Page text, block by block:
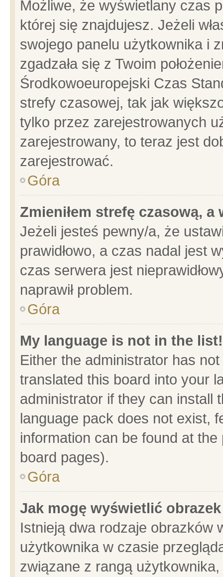
Możliwe, że wyświetlany czas
której się znajdujesz. Jeżeli
swojego panelu użytkownika i
zgadzała się z Twoim
Środkowoeuropejski Czas
strefy czasowej, tak jak
tylko przez zarejestrowanych
zarejestrowany, to teraz jest
zarejestrować.
Góra
Zmieniłem strefę czasową,
Jeżeli jesteś pewny/a, że
prawidłowo, a czas nadal jest
czas serwera jest
naprawił problem.
Góra
My language is not in the list!
Either the administrator has
translated this board into your
administrator if they can install
language pack does not exist,
information can be found at
board pages).
Góra
Jak mogę wyświetlić
Istnieją dwa rodzaje obrazków
użytkownika w czasie
związane z rangą